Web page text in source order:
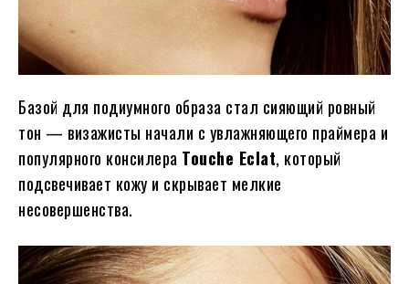
Базой для подиумного образа стал сияющий ровный
тон — визажисты начали с увлажняющего праймера и
популярного консилера Touche Eclat, который
подсвечивает кожу и скрывает мелкие
несовершенства.